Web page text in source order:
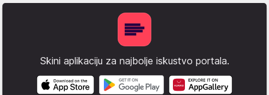
Skini aplikaciju za najbolje iskustvo portala.